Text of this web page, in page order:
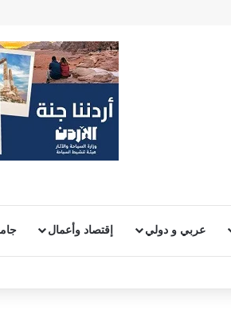
عربي و دولي إقتصاد وأعمال